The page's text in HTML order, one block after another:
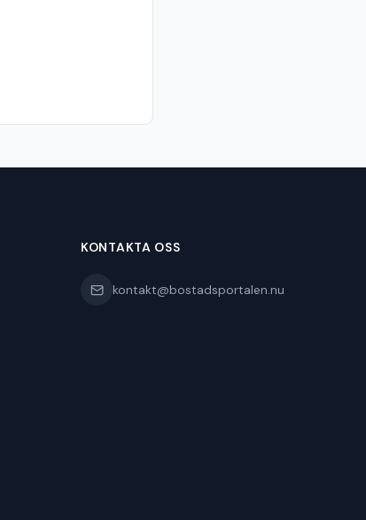
KONTAKTA OSS
kontakt@bostadsportalen.nu